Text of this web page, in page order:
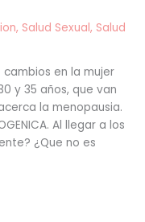
, Salud Sexual, Salud
en la mujer
y 35 años, que van
la menopausia.
Al llegar a los
¿Que no es